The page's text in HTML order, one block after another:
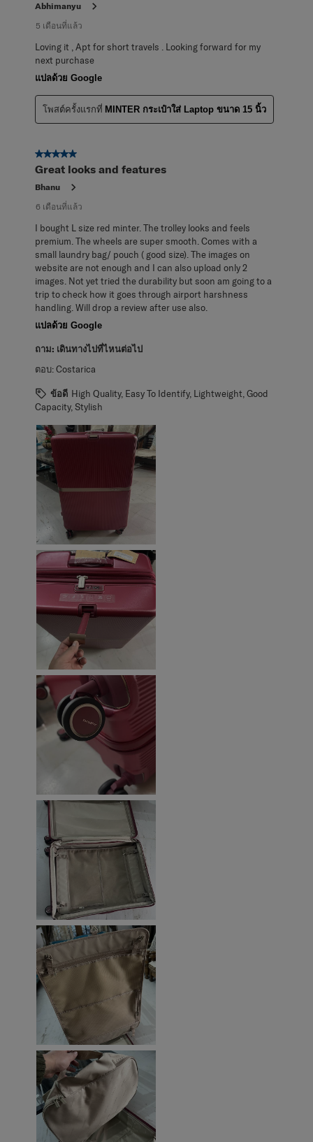
Abhimanyu
5 เดือนที่แล้ว
Loving it , Apt for short travels . Looking forward for my
next purchase
แปลด้วย Google
โพสต์ครั้งแรกที่ MINTER กระเป๋าใส่ Laptop ขนาด 15 นิ้ว
5 จาก 5 ดาว
Great looks and features
Bhanu
6 เดือนที่แล้ว
I bought L size red minter. The trolley looks and feels
premium. The wheels are super smooth. Comes with a
small laundry bag/ pouch ( good size). The images on
website are not enough and I can also upload only 2
images. Not yet tried the durability but soon am going to a
trip to check how it goes through airport harshness
handling. Will drop a review after use also.
แปลด้วย Google
ถาม: เดินทางไปที่ไหนต่อไป
ตอบ:Costarica
ข้อดี High Quality, Easy To Identify, Lightweight, Good
Capacity, Stylish